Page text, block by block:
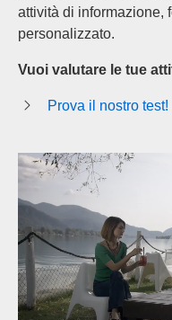
attività di informazione,
personalizzato.
Vuoi valutare le tue
Prova il nostro test!